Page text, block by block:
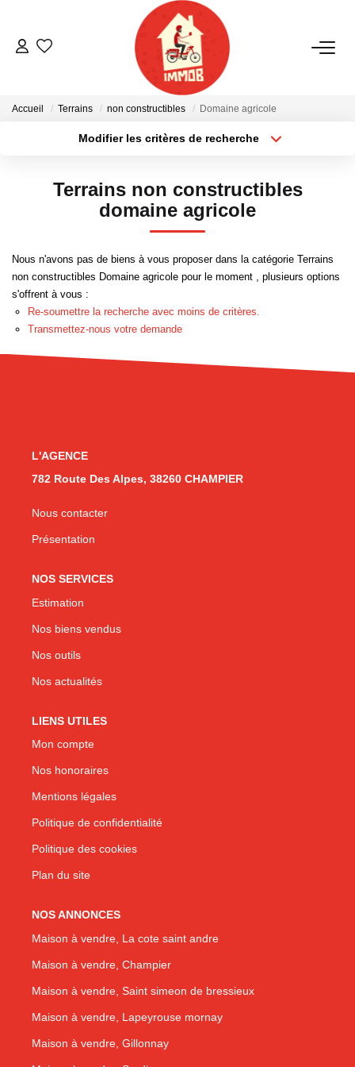
ACHETER
NOTRE AGENCE
Qui Sommes-Nous
Notre Équipe
Nous Rejoindre
Accueil Terrains non constructibles Domaine agricole
Modifier les critères de recherche
Budget max
Terrains non constructibles
domaine agricole
Nous n'avons pas de biens à vous proposer dans la catégorie Terrains
non constructibles Domaine agricole pour le moment , plusieurs options
s'offrent à vous :
Re-soumettre la recherche avec moins de critères.
Transmettez-nous votre demande
L'AGENCE
782 Route Des Alpes, 38260 CHAMPIER
Nous contacter
Présentation
NOS SERVICES
Estimation
Nos biens vendus
Nos outils
Nos actualités
LIENS UTILES
Mon compte
Nos honoraires
Mentions légales
Politique de confidentialité
Politique des cookies
Plan du site
NOS ANNONCES
Maison à vendre, La cote saint andre
Maison à vendre, Champier
Maison à vendre, Saint simeon de bressieux
Maison à vendre, Lapeyrouse mornay
Maison à vendre, Gillonnay